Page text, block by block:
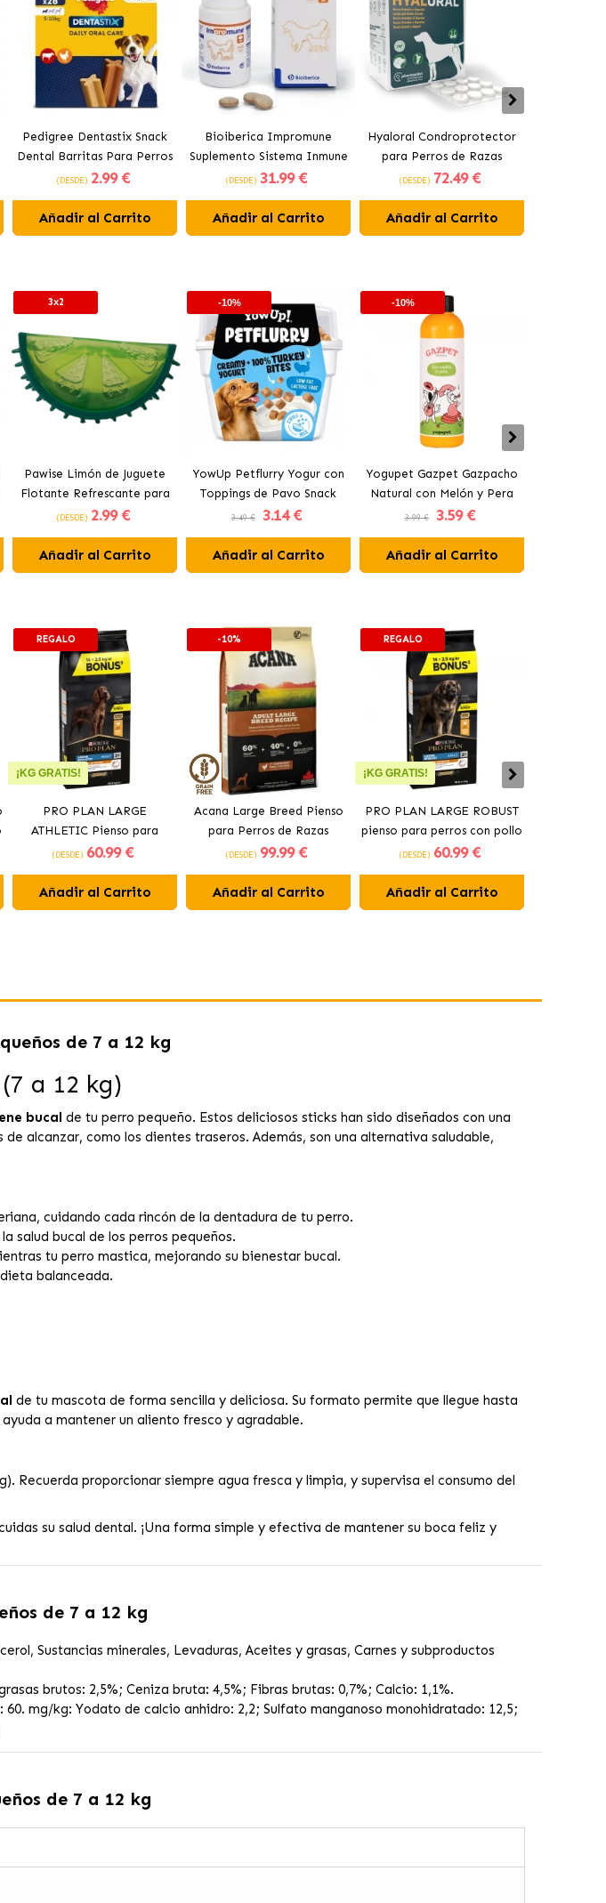
Pedigree Dentastix Snack
Dental Barritas Para Perros
Pequeños 5-10 kg
(DESDE) 2.99 €
Añadir al Carrito
Bioiberica Impromune
Suplemento Sistema Inmune
para Perros y Gatos
(DESDE) 31.99 €
Añadir al Carrito
Hyaloral Condroprotector
para Perros de Razas
Grandes Pharmadiet
(DESDE) 72.49 €
Añadir al Carrito
3x2
Pawise Limón de Juguete
Flotante Refrescante para
Perros 12 cm
(DESDE) 2.99 €
Añadir al Carrito
-10%
YowUp Petflurry Yogur con
Toppings de Pavo Snack
para Perros
3.49 € 3.14 €
Añadir al Carrito
-10%
Yogupet Gazpet Gazpacho
Natural con Melón y Pera
para Perros y Gatos
3.99 € 3.59 €
Añadir al Carrito
REGALO
¡KG GRATIS!
PRO PLAN LARGE
ATHLETIC Pienso para
perros con pollo
(DESDE) 60.99 €
Añadir al Carrito
-10%
Acana Large Breed Pienso
para Perros de Razas
Grandes con Pollo
(DESDE) 99.99 €
Añadir al Carrito
REGALO
¡KG GRATIS!
PRO PLAN LARGE ROBUST
pienso para perros con pollo
(DESDE) 60.99 €
Añadir al Carrito
de 7 a 12 kg
a 12 kg)
bucal de tu perro pequeño. Estos deliciosos sticks han sido diseñados con una
alcanzar, como los dientes traseros. Además, son una alternativa saludable,
cuidando cada rincón de la dentadura de tu perro.
salud bucal de los perros pequeños.
tu perro mastica, mejorando su bienestar bucal.
balanceada.
de tu mascota de forma sencilla y deliciosa. Su formato permite que llegue hasta
a mantener un aliento fresco y agradable.
Recuerda proporcionar siempre agua fresca y limpia, y supervisa el consumo del
su salud dental. ¡Una forma simple y efectiva de mantener su boca feliz y
de 7 a 12 kg
Sustancias minerales, Levaduras, Aceites y grasas, Carnes y subproductos
brutos: 2,5%; Ceniza bruta: 4,5%; Fibras brutas: 0,7%; Calcio: 1,1%.
mg/kg: Yodato de calcio anhidro: 2,2; Sulfato manganoso monohidratado: 12,5;
de 7 a 12 kg